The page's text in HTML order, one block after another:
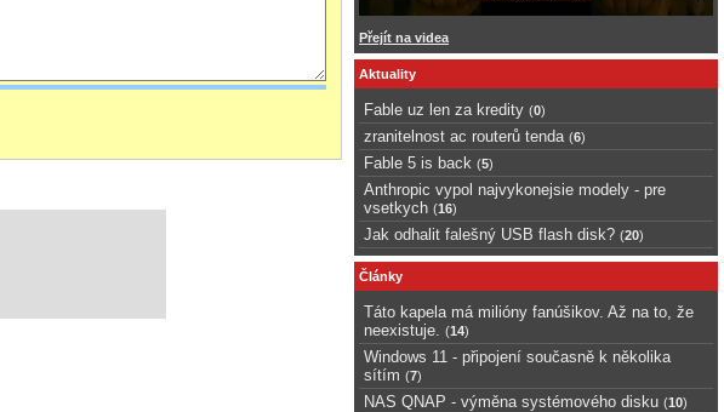
Přejít na videa
Aktuality
Fable uz len za kredity (0)
zranitelnost ac routerů tenda (6)
Fable 5 is back (5)
Anthropic vypol najvykonejsie modely - pre
vsetkych (16)
Jak odhalit falešný USB flash disk? (20)
Články
Táto kapela má milióny fanúšikov. Až na to, že
neexistuje.
(14)
Windows 11 - připojení současně k několika
sítím (7)
NAS QNAP - výměna systémového disku (10)